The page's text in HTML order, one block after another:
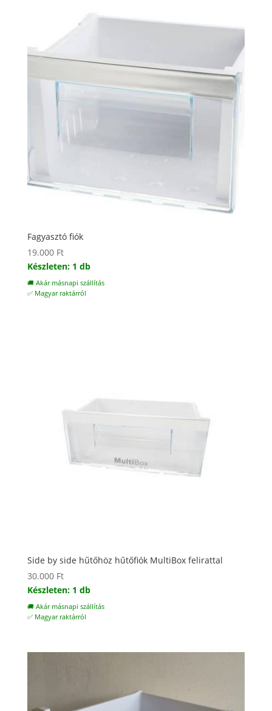
Fagyasztó fiók
19.000 Ft
Készleten: 1 db
🚚 Akár másnapi szállítás
✅ Magyar raktárról
Side by side hűtőhöz hűtőfiók MultiBox felirattal
30.000 Ft
Készleten: 1 db
🚚 Akár másnapi szállítás
✅ Magyar raktárról